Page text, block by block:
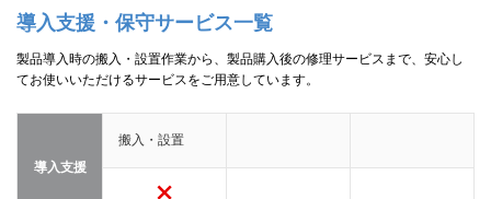
導入支援・保守サービス一覧
製品導入時の搬入・設置作業から、製品購入後の修理サービスまで、安心し
てお使いいただけるサービスをご用意しています。
導入支援
搬入・設置